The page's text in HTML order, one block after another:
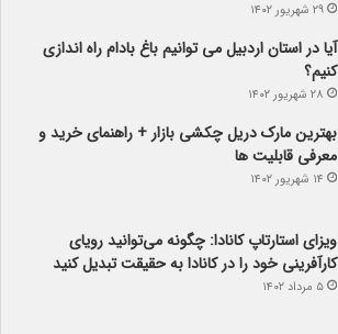
۲۹ شهریور ۱۴۰۲
آیا در استان اردبیل می توانیم باغ بادام راه اندازی
کنیم؟
۲۸ شهریور ۱۴۰۲
بهترین مارک دریل چکشی بازار + راهنمای خرید و
معرفی قابلیت ها
۱۴ شهریور ۱۴۰۲
ویزای استارتاپ کانادا: چگونه می‌توانید رویای
کارآفرینی خود را در کانادا به حقیقت تبدیل کنید
۵ مرداد ۱۴۰۲